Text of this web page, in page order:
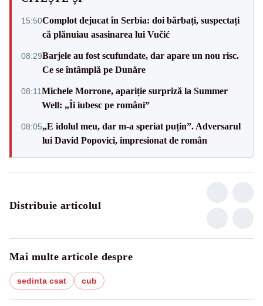
15:50Complot dejucat în Serbia: doi bărbați, suspectați
că plănuiau asasinarea lui Vučić
08:29Barjele au fost scufundate, dar apare un nou risc.
Ce se întâmplă pe Dunăre
08:11Michele Morrone, apariție surpriză la Summer
Well: „Îi iubesc pe români”
08:05„E idolul meu, dar m-a speriat puțin”. Adversarul
lui David Popovici, impresionat de român
Distribuie articolul
Mai multe articole despre
sedinta csat cub